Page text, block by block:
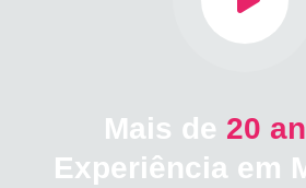
Mais de 20
Experiência em